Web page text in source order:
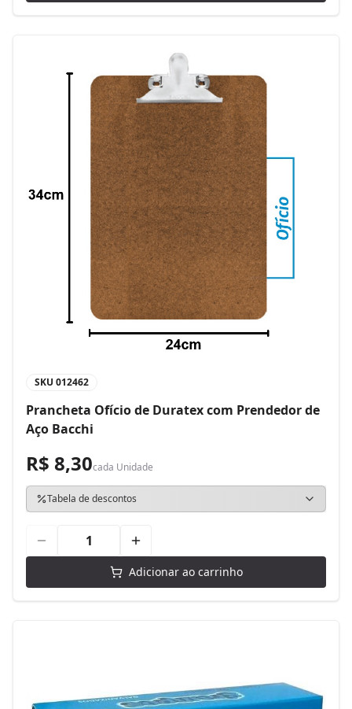
SKU 012462
Prancheta Ofício de Duratex com Prendedor de
Aço Bacchi
R$ 8,30cada Unidade
Tabela de descontos
Adicionar ao carrinho